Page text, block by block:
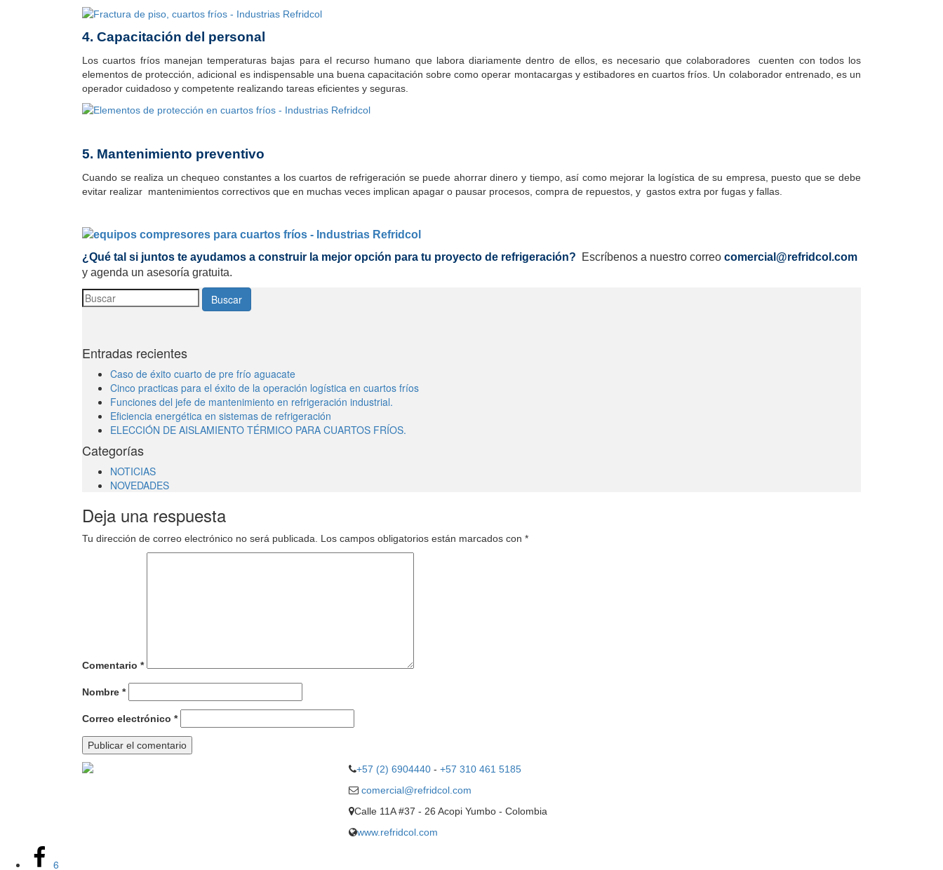
4. Capacitación del personal
Los cuartos fríos manejan temperaturas bajas para el recurso humano que labora diariamente dentro de ellos, es necesario que colaboradores cuenten con todos los
elementos de protección, adicional es indispensable una buena capacitación sobre como operar montacargas y estibadores en cuartos fríos. Un colaborador entrenado, es un
operador cuidadoso y competente realizando tareas eficientes y seguras.
5. Mantenimiento preventivo
Cuando se realiza un chequeo constantes a los cuartos de refrigeración se puede ahorrar dinero y tiempo, así como mejorar la logística de su empresa, puesto que se debe
evitar realizar mantenimientos correctivos que en muchas veces implican apagar o pausar procesos, compra de repuestos, y gastos extra por fugas y fallas.
¿Qué tal si juntos te ayudamos a construir la mejor opción para tu proyecto de refrigeración? Escríbenos a nuestro correo comercial@refridcol.com
y agenda un asesoría gratuita.
Buscar
Entradas recientes
Caso de éxito cuarto de pre frío aguacate
Cinco practicas para el éxito de la operación logística en cuartos fríos
Funciones del jefe de mantenimiento en refrigeración industrial.
Eficiencia energética en sistemas de refrigeración
ELECCIÓN DE AISLAMIENTO TÉRMICO PARA CUARTOS FRÍOS.
Categorías
NOTICIAS
NOVEDADES
Deja una respuesta
Tu dirección de correo electrónico no será publicada. Los campos obligatorios están marcados con *
Comentario *
Nombre *
Correo electrónico *
+57 (2) 6904440 - +57 310 461 5185
comercial@refridcol.com
Calle 11A #37 - 26 Acopi Yumbo - Colombia
www.refridcol.com
6